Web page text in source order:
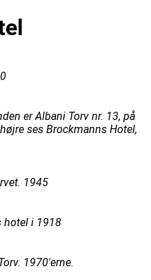
er Albani Torv nr. 13, på
ses Brockmanns Hotel,
1945
hotel i 1918
1970'erne.